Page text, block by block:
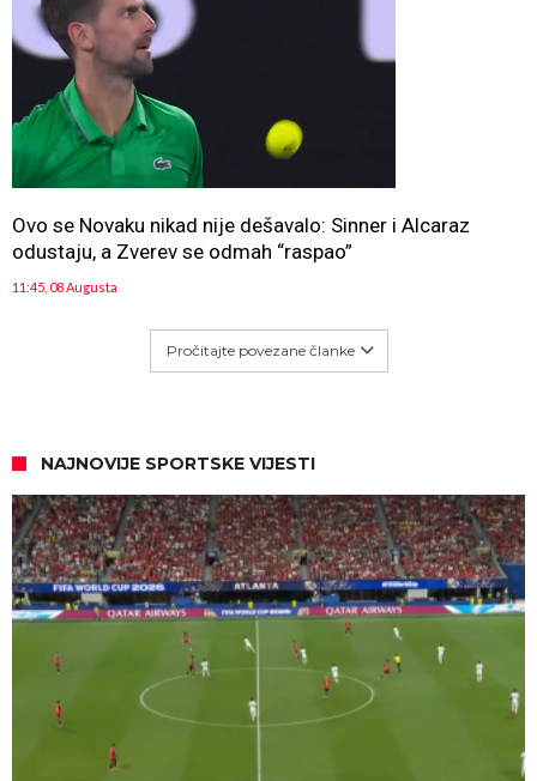
Ovo se Novaku nikad nije dešavalo: Sinner i Alcaraz
odustaju, a Zverev se odmah “raspao”
11:45, 08 Augusta
Pročitajte povezane članke
NAJNOVIJE SPORTSKE VIJESTI